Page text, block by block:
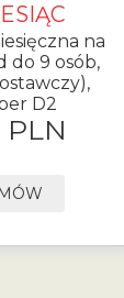
na
do 9 osób,
D2
PLN